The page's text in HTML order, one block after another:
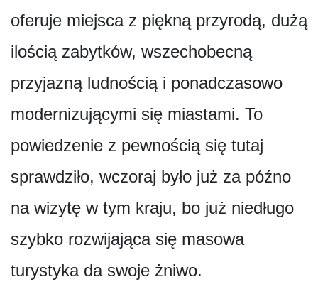
oferuje miejsca z piękną przyrodą, dużą
ilością zabytków, wszechobecną
przyjazną ludnością i ponadczasowo
modernizującymi się miastami. To
powiedzenie z pewnością się tutaj
sprawdziło, wczoraj było już za późno
na wizytę w tym kraju, bo już niedługo
szybko rozwijająca się masowa
turystyka da swoje żniwo.